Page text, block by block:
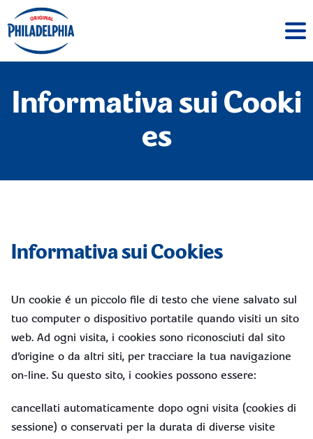
Informativa sui Cooki
es
Informativa sui Cookies
Un cookie é un piccolo file di testo che viene salvato sul
tuo computer o dispositivo portatile quando visiti un sito
web. Ad ogni visita, i cookies sono riconosciuti dal sito
d’origine o da altri siti, per tracciare la tua navigazione
on-line. Su questo sito, i cookies possono essere:
cancellati automaticamente dopo ogni visita (cookies di
sessione) o conservati per la durata di diverse visite